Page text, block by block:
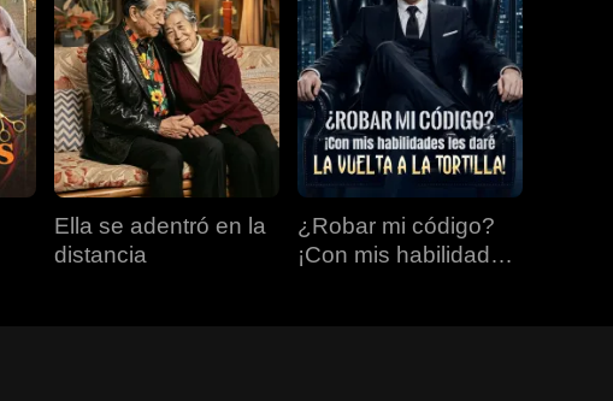
Ella se adentró en la
distancia
¿Robar mi código?
¡Con mis habilidades